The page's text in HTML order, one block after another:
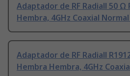
Adaptador de RF Radiall 50 Ω
Hembra, 4GHz Coaxial
Adaptador de RF Radiall
Hembra Hembra, 4GHz